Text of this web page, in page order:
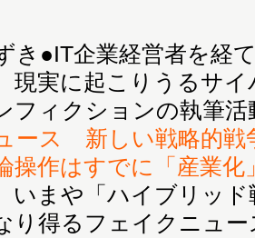
き●IT企業経営者を経
現実に起こりうるサ
フィクションの執筆
ース 新しい戦略的
操作はすでに「産業
いまや「ハイブリッ
り得るフェイクニュ